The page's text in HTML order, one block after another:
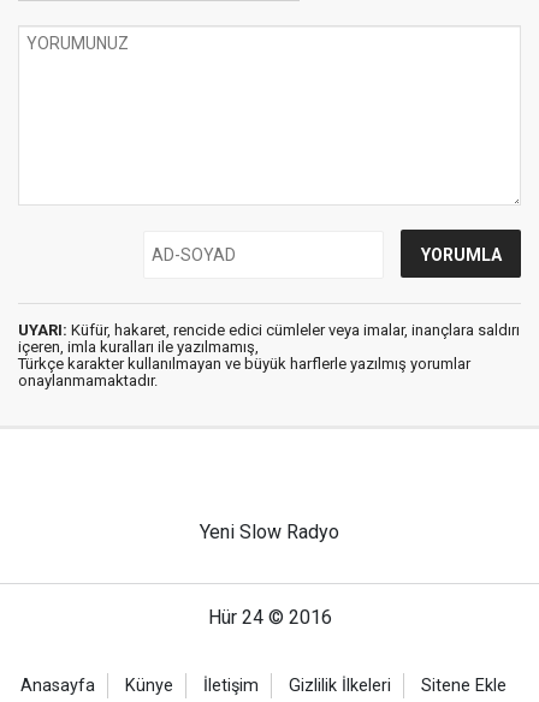
UYARI: Küfür, hakaret, rencide edici cümleler veya imalar, inançlara saldırı
içeren, imla kuralları ile yazılmamış,
Türkçe karakter kullanılmayan ve büyük harflerle yazılmış yorumlar
onaylanmamaktadır.
Yeni Slow Radyo
Hür 24 © 2016
Anasayfa Künye İletişim Gizlilik İlkeleri Sitene Ekle